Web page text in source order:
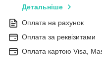
Детальніше
Оплата на рахунок
Оплата за реквізитами
Оплата картою Visa,